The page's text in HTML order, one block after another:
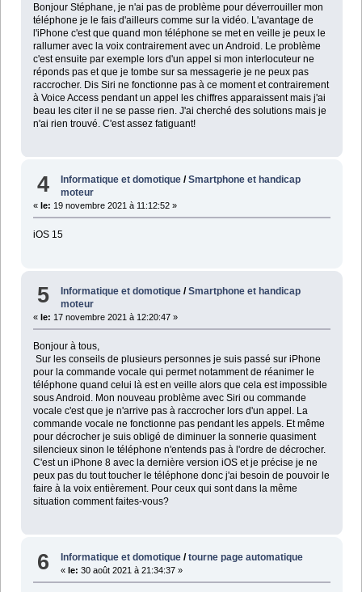
Bonjour Stéphane, je n'ai pas de problème pour déverrouiller mon
téléphone je le fais d'ailleurs comme sur la vidéo. L'avantage de
l'iPhone c'est que quand mon téléphone se met en veille je peux le
rallumer avec la voix contrairement avec un Android. Le problème
c'est ensuite par exemple lors d'un appel si mon interlocuteur ne
réponds pas et que je tombe sur sa messagerie je ne peux pas
raccrocher. Dis Siri ne fonctionne pas à ce moment et contrairement
à Voice Access pendant un appel les chiffres apparaissent mais j'ai
beau les citer il ne se passe rien. J'ai cherché des solutions mais je
n'ai rien trouvé. C'est assez fatiguant!
4 Informatique et domotique /Smartphone et handicap
moteur
« le: 19 novembre 2021 à 11:12:52 »
iOS 15
5 Informatique et domotique /Smartphone et handicap
moteur
« le: 17 novembre 2021 à 12:20:47 »
Bonjour à tous,
Sur les conseils de plusieurs personnes je suis passé sur iPhone
pour la commande vocale qui permet notamment de réanimer le
téléphone quand celui là est en veille alors que cela est impossible
sous Android. Mon nouveau problème avec Siri ou commande
vocale c'est que je n'arrive pas à raccrocher lors d'un appel. La
commande vocale ne fonctionne pas pendant les appels. Et même
pour décrocher je suis obligé de diminuer la sonnerie quasiment
silencieux sinon le téléphone n'entends pas à l'ordre de décrocher.
C'est un iPhone 8 avec la dernière version iOS et je précise je ne
peux pas du tout toucher le téléphone donc j'ai besoin de pouvoir le
faire à la voix entièrement. Pour ceux qui sont dans la même
situation comment faites-vous?
6 Informatique et domotique /tourne page automatique
« le: 30 août 2021 à 21:34:37 »